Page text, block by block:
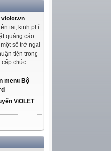
violet.vn
tại, kinh phí
quảng cáo
số trở ngại
tiện trong
cấp chức
menu Bộ
ViOLET